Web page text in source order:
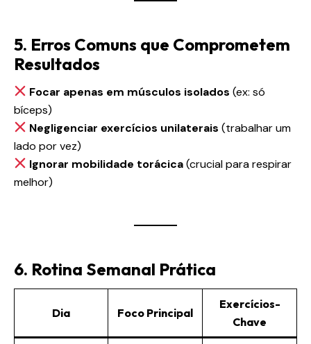
5. Erros Comuns que Comprometem
Resultados
Focar apenas em músculos isolados (ex: só
bíceps)
Negligenciar exercícios unilaterais (trabalhar um
lado por vez)
Ignorar mobilidade torácica(crucial para respirar
melhor)
6. Rotina Semanal Prática
Dia Foco Principal
Exercícios-
Chave